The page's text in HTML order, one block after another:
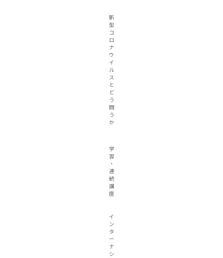
新
型
コ
ロ
ナ
ウ
イ
ル
ス
と
ど
う
闘
う
か
学
習
・
連
続
講
座
イ
ン
タ
ー
ナ
シ